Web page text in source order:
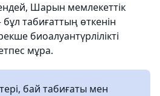
Шарын мемлекеттік
табиғаттың өткенін
биоалуантүрлілікті
мұра.
бай табиғаты мен